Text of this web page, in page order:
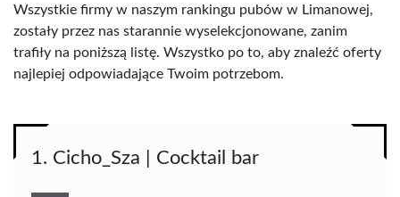
Wszystkie firmy w naszym rankingu pubów w Limanowej,
zostały przez nas starannie wyselekcjonowane, zanim
trafiły na poniższą listę. Wszystko po to, aby znaleźć oferty
najlepiej odpowiadające Twoim potrzebom.
1. Cicho_Sza | Cocktail bar